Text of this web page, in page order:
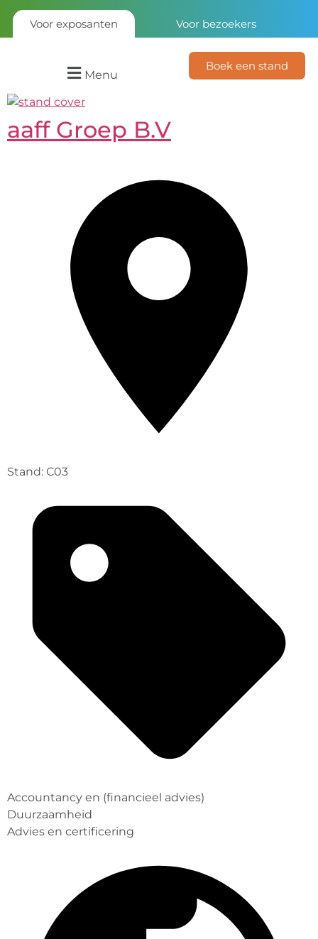
Voor exposanten Voor bezoekers
Menu
Boek een stand
aaff Groep B.V
Stand: C03
Accountancy en (financieel advies)
Duurzaamheid
Advies en certificering